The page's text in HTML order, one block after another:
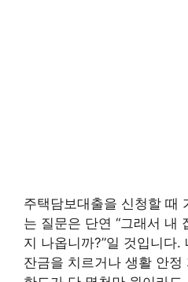
주택담보대출을 신청할 때
는 질문은 단연 “그래서 내
지 나옵니까?”일 것입니다
잔금을 치르거나 생활 안